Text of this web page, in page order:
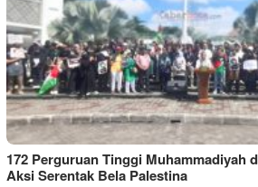
172 Perguruan Tinggi Muhammadiyah
Aksi Serentak Bela Palestina